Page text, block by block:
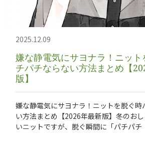
嫌な静電気にサヨナラ！ニッ
チパチならない方法まとめ【
版】
2025.12.09
嫌な静電気にサヨナラ！ニットを脱ぐ時
い方法まとめ【2026年最新版】冬のお
いニットですが、脱ぐ瞬間に「パチパチ